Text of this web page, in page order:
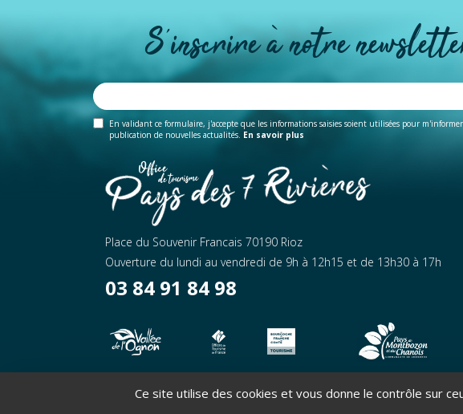
S'inscrire à notre
En validant ce formulaire, j'accepte que les informations saisies soient utilisées pour
publication de nouvelles actualités. En savoir plus
Place du Souvenir Francais 70190 Rioz
Ouverture du lundi au vendredi de 9h à 12h15 et de 13h30 à 17h
03 84 91 84 98
Copyright ©2026 - Office de tourisme Pays des 7 Rivières -
Ce site utilise des cookies et vous donne le contrôle sur